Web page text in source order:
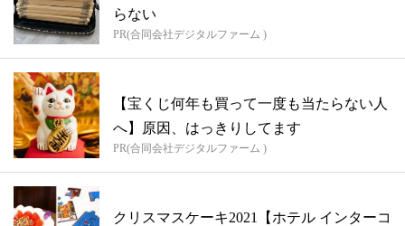
らない
PR(合同会社デジタルファーム )
【宝くじ何年も買って一度も当たらない人
へ】原因、はっきりしてます
PR(合同会社デジタルファーム )
クリスマスケーキ2021【ホテル インターコ